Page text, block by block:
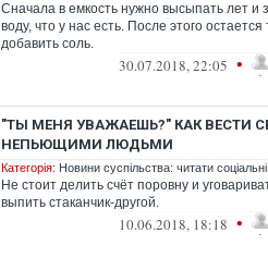
Сначала в емкость нужно высыпать лет и
воду, что у нас есть. После этого остается
добавить соль.
30.07.2018, 22:05 •
"ТЫ МЕНЯ УВАЖАЕШЬ?" КАК ВЕСТИ
НЕПЬЮЩИМИ ЛЮДЬМИ
Категорія: Новини суспільства: читати
Не стоит делить счёт поровну и
выпить стаканчик-другой.
10.06.2018, 18:18 •